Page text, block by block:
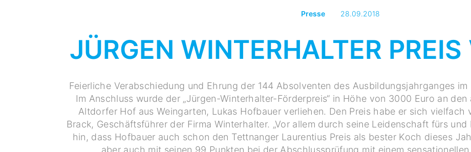
Presse 28.09.2018
JÜRGEN WINTERHALTER PREIS
Feierliche Verabschiedung und Ehrung der 144 Absolventen des Ausbildungsjahrganges
Im Anschluss wurde der „Jürgen-Winterhalter-Förderpreis“ in Höhe von 3000 Euro an
Altdorfer Hof aus Weingarten, Lukas Hofbauer verliehen. Den Preis habe er sich vielfach
Brack, Geschäftsführer der Firma Winterhalter. „Vor allem durch seine Leidenschaft fürs
hin, dass Hofbauer auch schon den Tettnanger Laurentius Preis als bester Koch dieses
aber auch mit seinen 99 Punkten bei der Abschlussprüfung mit einem